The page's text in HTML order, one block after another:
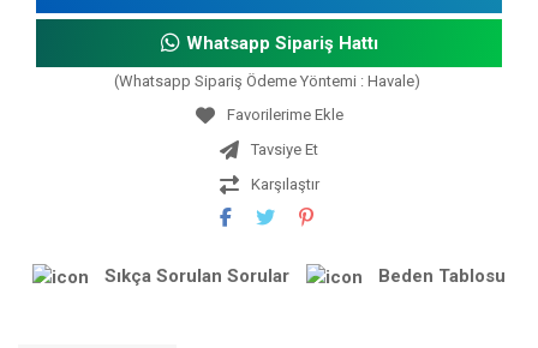
Whatsapp Sipariş Hattı
(Whatsapp Sipariş Ödeme Yöntemi : Havale)
Tavsiye Et
Karşılaştır
Sıkça Sorulan Sorular Beden Tablosu